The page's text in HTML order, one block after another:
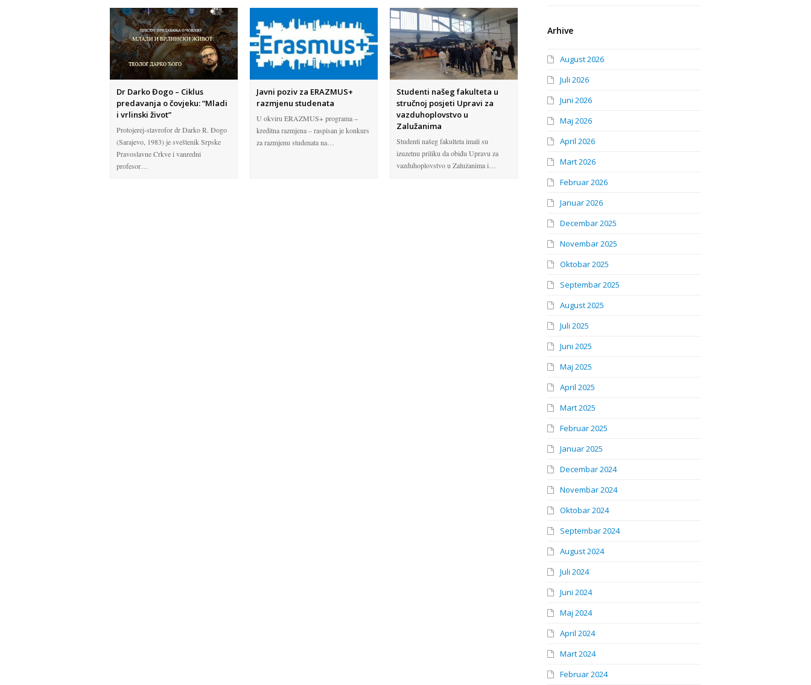
Dr Darko Đogo – Ciklus
predavanja o čovjeku: “Mladi
i vrlinski život”
Protojerej-stavrofor dr Darko R. Đogo
(Sarajevo, 1983) je sveštenik Srpske
Pravoslavne Crkve i vanredni
profesor…
Javni poziv za ERAZMUS+
razmjenu studenata
U okviru ERAZMUS+ programa –
kreditna razmjena – raspisan je konkurs
za razmjenu studenata na…
Studenti našeg fakulteta u
stručnoj posjeti Upravi za
vazduhoplovstvo u
Zalužanima
Studenti našeg fakulteta imali su
izuzetnu priliku da obiđu Upravu za
vazduhoplovstvo u Zalužanima i…
Arhive
August 2026
Juli 2026
Juni 2026
Maj 2026
April 2026
Mart 2026
Februar 2026
Januar 2026
Decembar 2025
Novembar 2025
Oktobar 2025
Septembar 2025
August 2025
Juli 2025
Juni 2025
Maj 2025
April 2025
Mart 2025
Februar 2025
Januar 2025
Decembar 2024
Novembar 2024
Oktobar 2024
Septembar 2024
August 2024
Juli 2024
Juni 2024
Maj 2024
April 2024
Mart 2024
Februar 2024